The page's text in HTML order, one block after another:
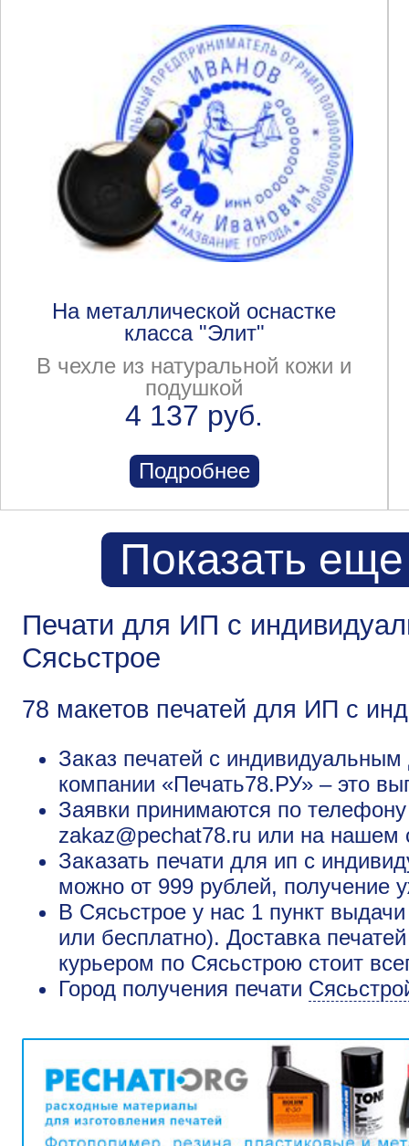
На металлической оснастке
класса "Элит"
В чехле из натуральной кожи и
подушкой
4 137 руб.
Подробнее
Показать
Печати для ИП с
Сясьстрое
78 макетов печатей для ИП с
Заказ печатей с
компании «Печать78.РУ» – это
Заявки принимаются по
zakaz@pechat78.ru или на нашем
Заказать печати для ип с
можно от 999 рублей, получение
В Сясьстрое у нас 1 пункт
или бесплатно). Доставка
курьером по Сясьстрою стоит
Город получения печати